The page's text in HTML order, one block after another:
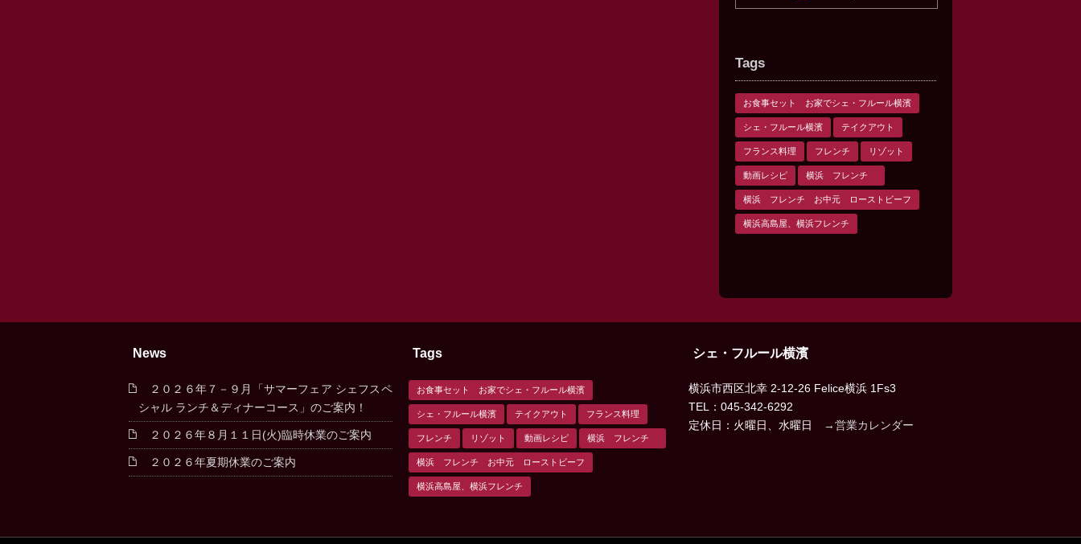
Tags
お食事セット お家でシェ・フルール横濱
シェ・フルール横濱 テイクアウト
フランス料理 フレンチ リゾット
動画レシピ 横浜 フレンチ
横浜 フレンチ お中元 ローストビーフ
横浜高島屋、横浜フレンチ
News
２０２６年７－９月「サマーフェア シェフスペ
シャル ランチ＆ディナーコース」のご案内！
２０２６年８月１１日(火)臨時休業のご案内
２０２６年夏期休業のご案内
Tags
お食事セット お家でシェ・フルール横濱
シェ・フルール横濱 テイクアウト フランス料理
フレンチ リゾット 動画レシピ 横浜 フレンチ
横浜 フレンチ お中元 ローストビーフ
横浜高島屋、横浜フレンチ
シェ・フルール横濱
横浜市西区北幸 2-12-26 Felice横浜 1Fs3
TEL：045-342-6292
定休日：火曜日、水曜日
→営業カレンダー